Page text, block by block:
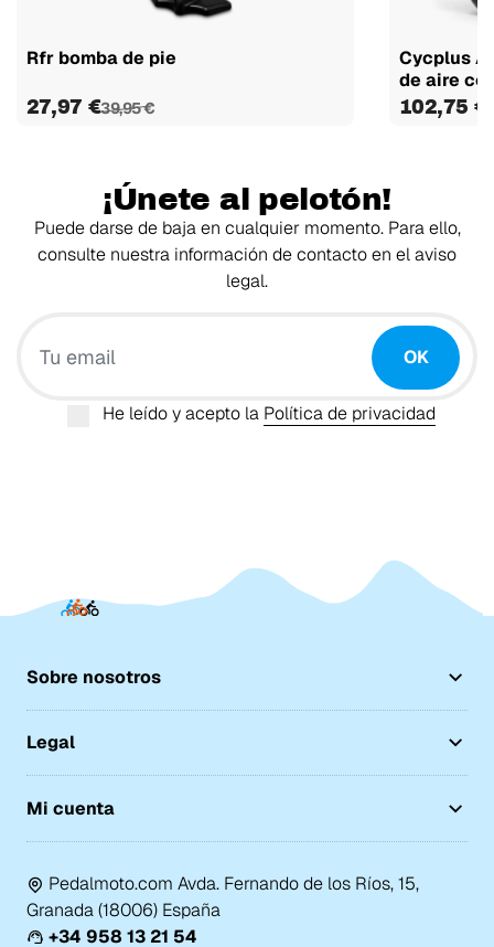
Rfr bomba de pie
27,97 €39,95 €
Cycplus
de aire
102,75 €
¡Únete al pelotón!
Puede darse de baja en cualquier momento. Para ello,
consulte nuestra información de contacto en el aviso
legal.
OK
He leído y acepto la Política de privacidad
Sobre nosotros
Legal
Mi cuenta
Pedalmoto.com Avda. Fernando de los Ríos, 15,
Granada (18006) España
+34 958 13 21 54